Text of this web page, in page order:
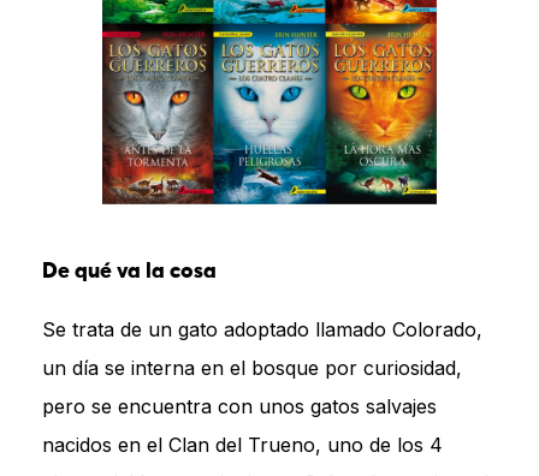
De qué va la cosa
Se trata de un gato adoptado llamado Colorado,
un día se interna en el bosque por curiosidad,
pero se encuentra con unos gatos salvajes
nacidos en el Clan del Trueno, uno de los 4